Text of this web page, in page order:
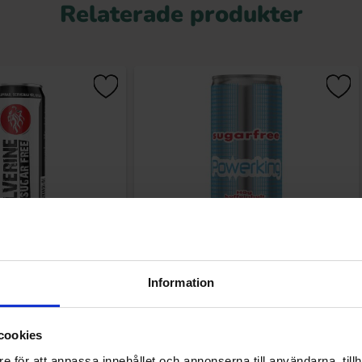
Information
Relaterade produkter
Sugarfree 25cl
kr
Powerking Sugarfree 25cl
12.21 kr